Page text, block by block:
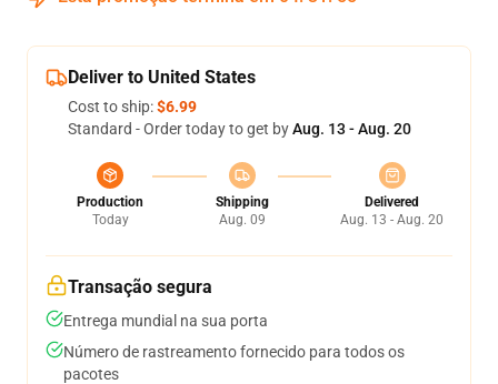
Deliver to United States
Cost to ship:$6.99
Standard - Order today to get byAug. 13 - Aug. 20
Production
Today
Shipping
Aug. 09
Delivered
Aug. 13 - Aug. 20
Transação segura
Entrega mundial na sua porta
Número de rastreamento fornecido para todos os
pacotes